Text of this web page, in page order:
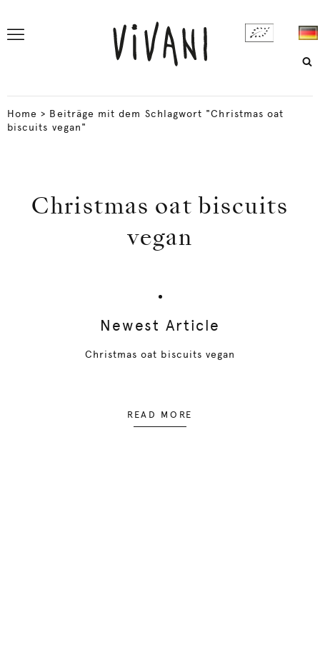
Home > Beiträge mit dem Schlagwort "Christmas oat
biscuits vegan"
Christmas oat biscuits
vegan
Newest Article
Christmas oat biscuits vegan
READ MORE